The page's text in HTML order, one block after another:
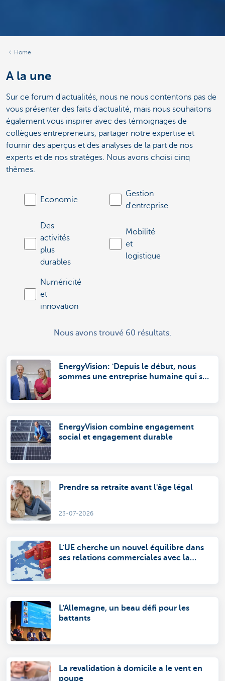
Home
A la une
Sur ce forum d'actualités, nous ne nous contentons pas de
vous présenter des faits d'actualité, mais nous souhaitons
également vous inspirer avec des témoignages de
collègues entrepreneurs, partager notre expertise et
fournir des aperçus et des analyses de la part de nos
experts et de nos stratèges. Nous avons choisi cinq
thèmes.
Economie
Gestion
d'entreprise
Des
activités
plus
durables
Mobilité
et
logistique
Numéricité
et
innovation
Nous avons trouvé 60 résultats.
EnergyVision: 'Depuis le début, nous
sommes une entreprise humaine qui se
EnergyVision combine engagement
social et engagement durable
Prendre sa retraite avant l'âge légal
23-07-2026
L'UE cherche un nouvel équilibre dans
ses relations commerciales avec la
L'Allemagne, un beau défi pour les
battants
La revalidation à domicile a le vent en
poupe